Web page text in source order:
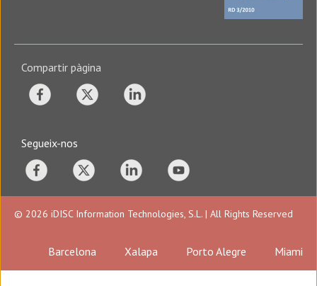
Compartir pàgina
Segueix-nos
© 2026 iDISC Information Technologies, S.L. | All Rights Reserved
Barcelona Xalapa Porto Alegre Miami